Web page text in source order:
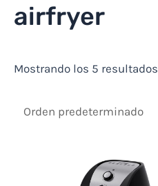
airfryer
Mostrando los 5 resultados